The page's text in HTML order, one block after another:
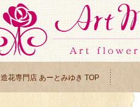
造花専門店 あーとみゆき TOP